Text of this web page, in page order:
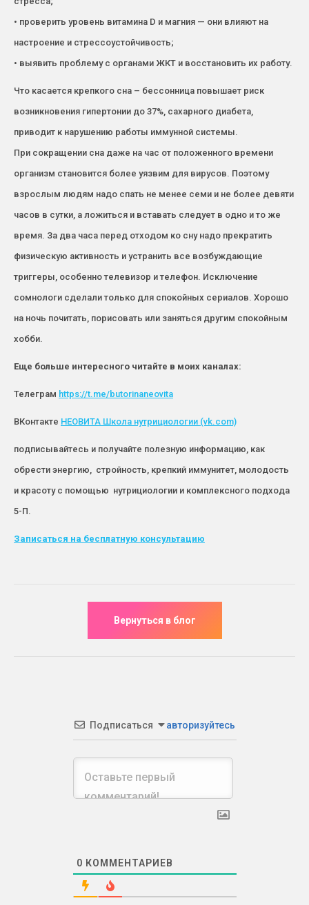
• проверить уровень витамина D и магния — они влияют на
настроение и стрессоустойчивость;
• выявить проблему с органами ЖКТ и восстановить их работу.
Что касается крепкого сна – бессонница повышает риск
возникновения гипертонии до 37%, сахарного диабета,
приводит к нарушению работы иммунной системы.
При сокращении сна даже на час от положенного времени
организм становится более уязвим для вирусов. Поэтому
взрослым людям надо спать не менее семи и не более девяти
часов в сутки, а ложиться и вставать следует в одно и то же
время. За два часа перед отходом ко сну надо прекратить
физическую активность и устранить все возбуждающие
триггеры, особенно телевизор и телефон. Исключение
сомнологи сделали только для спокойных сериалов. Хорошо
на ночь почитать, порисовать или заняться другим спокойным
хобби.
Еще больше интересного читайте в моих каналах:
Телеграм https://t.me/butorinaneovita
ВКонтакте НЕОВИТА Школа нутрициологии (vk.com)
подписывайтесь и получайте полезную информацию, как
обрести энергию, стройность, крепкий иммунитет, молодость
и красоту с помощью нутрициологии и комплексного подхода
5-П.
Записаться на бесплатную консультацию
Подписаться авторизуйтесь
0 КОММЕНТАРИЕВ